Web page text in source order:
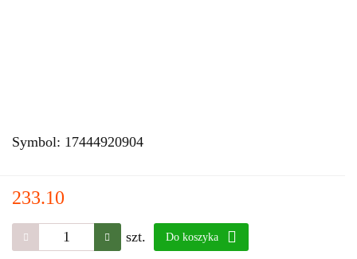
Symbol: 17444920904
233.10
szt. Do koszyka